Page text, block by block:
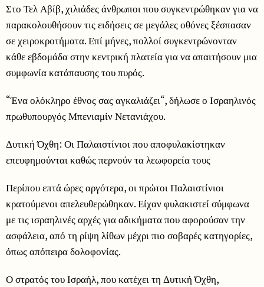
Στο Τελ Αβίβ, χιλιάδες άνθρωποι που συγκεντρώθηκαν για να
παρακολουθήσουν τις ειδήσεις σε μεγάλες οθόνες ξέσπασαν
σε χειροκροτήματα. Επί μήνες, πολλοί συγκεντρώνονταν
κάθε εβδομάδα στην κεντρική πλατεία για να απαιτήσουν μια
συμφωνία κατάπαυσης του πυρός.
“Ένα ολόκληρο έθνος σας αγκαλιάζει“, δήλωσε ο Ισραηλινός
πρωθυπουργός Μπενιαμίν Νετανιάχου.
Δυτική Όχθη: Οι Παλαιστίνιοι που αποφυλακίστηκαν
επευφημούνται καθώς περνούν τα λεωφορεία τους
Περίπου επτά ώρες αργότερα, οι πρώτοι Παλαιστίνιοι
κρατούμενοι απελευθερώθηκαν. Είχαν φυλακιστεί σύμφωνα
με τις ισραηλινές αρχές για αδικήματα που αφορούσαν την
ασφάλεια, από τη ρίψη λίθων μέχρι πιο σοβαρές κατηγορίες,
όπως απόπειρα δολοφονίας.
Ο στρατός του Ισραήλ, που κατέχει τη Δυτική Όχθη,